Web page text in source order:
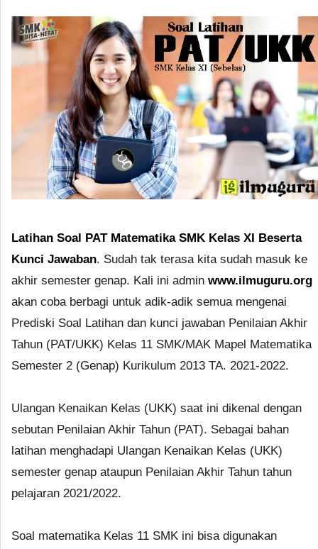
Latihan Soal PAT Matematika SMK Kelas XI Beserta
Kunci Jawaban. Sudah tak terasa kita sudah masuk ke
akhir semester genap. Kali ini admin www.ilmuguru.org
akan coba berbagi untuk adik-adik semua mengenai
Prediski Soal Latihan dan kunci jawaban Penilaian Akhir
Tahun (PAT/UKK) Kelas 11 SMK/MAK Mapel Matematika
Semester 2 (Genap) Kurikulum 2013 TA. 2021-2022.
Ulangan Kenaikan Kelas (UKK) saat ini dikenal dengan
sebutan Penilaian Akhir Tahun (PAT). Sebagai bahan
latihan menghadapi Ulangan Kenaikan Kelas (UKK)
semester genap ataupun Penilaian Akhir Tahun tahun
pelajaran 2021/2022.
Soal matematika Kelas 11 SMK ini bisa digunakan